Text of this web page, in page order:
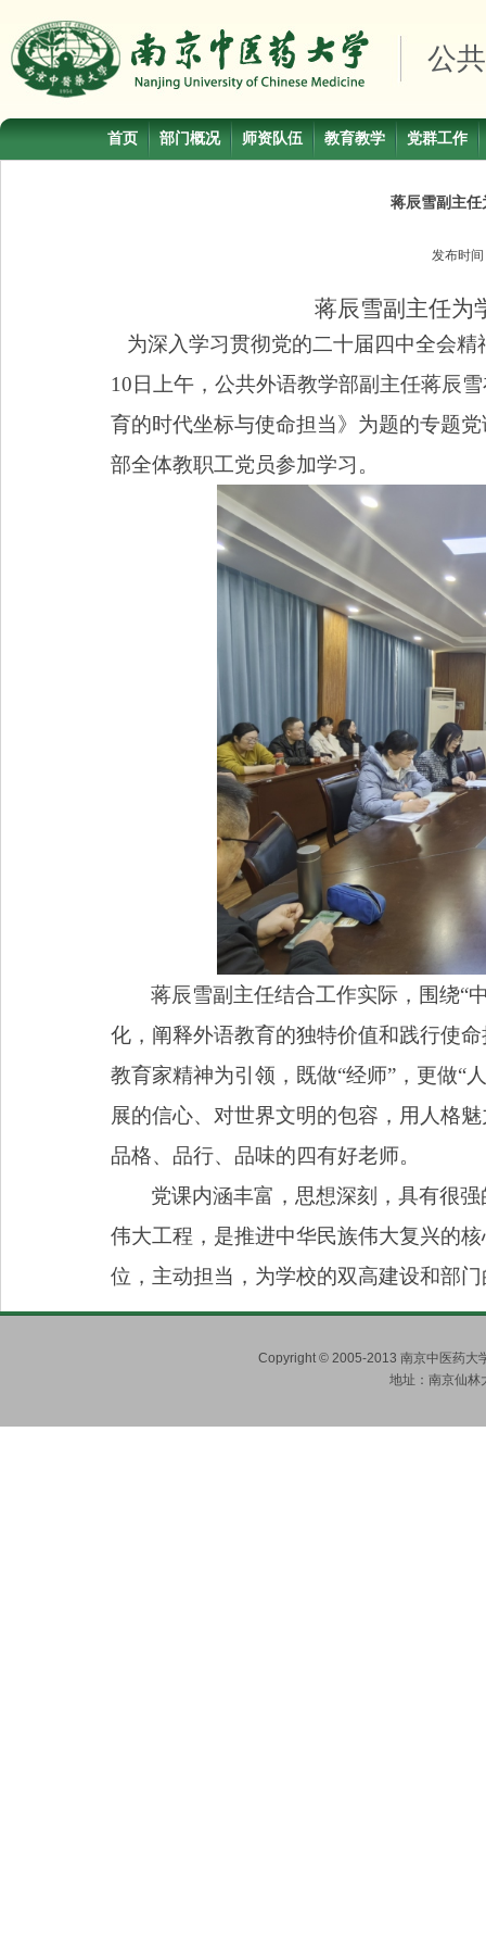
公
首页 部门概况 师资队伍 教育教学 党群工作
蒋辰雪副主
发布时
蒋辰雪副主任为
为深入学习贯彻党的二十届四中全会
10 日上午，公共外语教学部副主任蒋辰
育的时代坐标与使命担当》为题的专题
部全体教职工党员参加学习。
蒋辰雪副主任结合工作实际，围绕“
化，阐释外语教育的独特价值和践行使
教育家精神为引领，既做“经师” ，更做“
展的信心、对世界文明的包容，用人格
品格、品行、品味的四有好老师。
党课内涵丰富，思想深刻，具有很
伟大工程，是推进中华民族伟大复兴的
位，主动担当，为学校的双高建设和部
Copyright © 2005-2013 南京中医药大
地址：南京仙林